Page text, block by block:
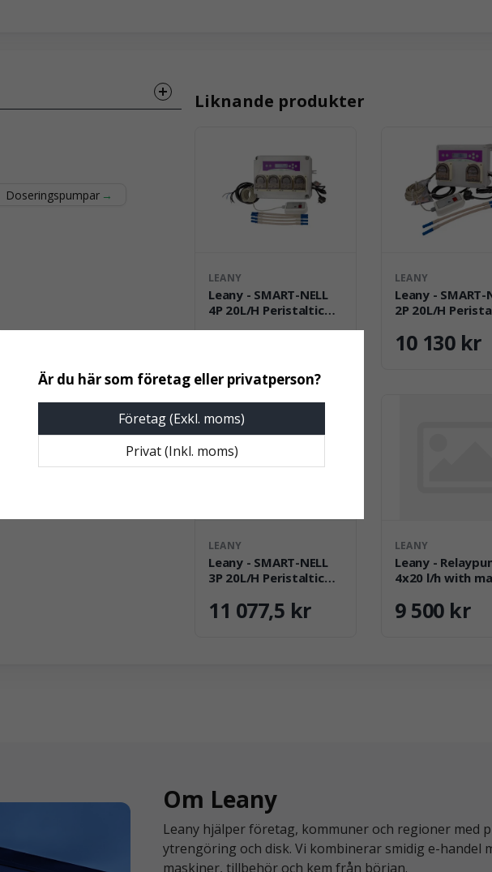
Doseringspumpar
Liknande produkter
LEANY
Leany - SMART-NELL
4P 20L/H Peristaltic
LEANY
Leany - SMART-
2P 20L/H
10 130 kr
LEANY
Leany - SMART-NELL
3P 20L/H Peristaltic
11 077,5 kr
LEANY
Leany -
4x20 l/h with
9 500 kr
Om Leany
Leany hjälper företag, kommuner och regioner med
ytrengöring och disk. Vi kombinerar smidig e-handel
maskiner, tillbehör och kem från början.
Företag (Exkl. moms)
Privat (Inkl. moms)